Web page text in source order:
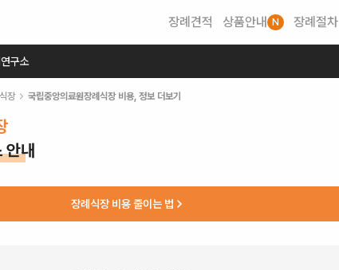
장례견적 상품안내 N 장례절차
구소
장 국립중앙의료원장례식장비용, 정보 더보기
안내
장례식장 비용 줄이는 법